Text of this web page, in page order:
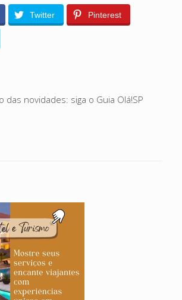
Twitter Pinterest
das novidades: siga o Guia Olá!SP